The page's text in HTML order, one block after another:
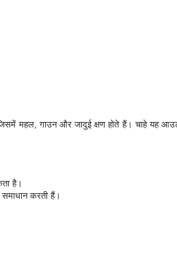
महल, गाउन और जादुई क्षण होते हैं। चाहे यह
है।
समाधान करती हैं।